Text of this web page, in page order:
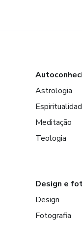
Astrologia
Meditação
Teologia
Design e
Design
Fotografia